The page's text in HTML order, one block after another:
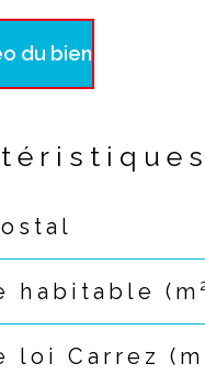
du bien
Valeurs
habitable
loi Carrez